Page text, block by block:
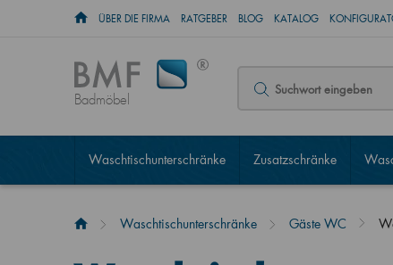
ÜBER DIE FIRMA RATGEBER BLOG KATALOG
Badmöbel
Waschtischunterschränke Zusatzschränke
Waschtischunterschränke Gäste WC